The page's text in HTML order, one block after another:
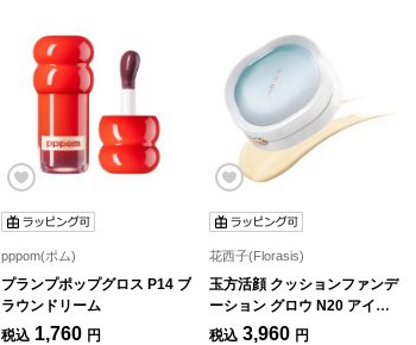
pppom(ポム)
プランプポップグロス P14 ブ
ラウンドリーム
税込 1,760 円
花西子(Florasis)
玉方活顔 クッションファンデ
ーション グロウ N20 アイボ
リー
税込 3,960 円